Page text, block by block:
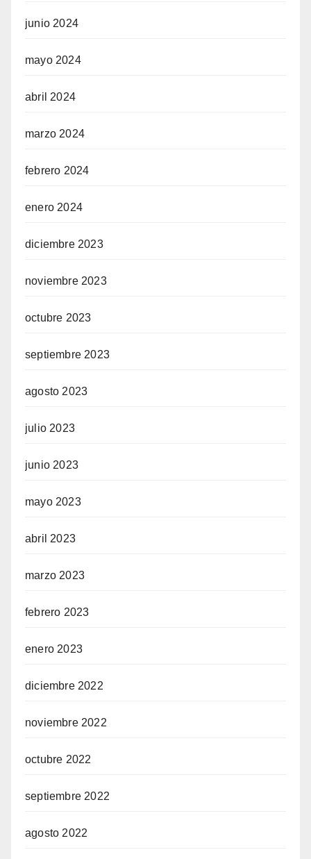
junio 2024
mayo 2024
abril 2024
marzo 2024
febrero 2024
enero 2024
diciembre 2023
noviembre 2023
octubre 2023
septiembre 2023
agosto 2023
julio 2023
junio 2023
mayo 2023
abril 2023
marzo 2023
febrero 2023
enero 2023
diciembre 2022
noviembre 2022
octubre 2022
septiembre 2022
agosto 2022